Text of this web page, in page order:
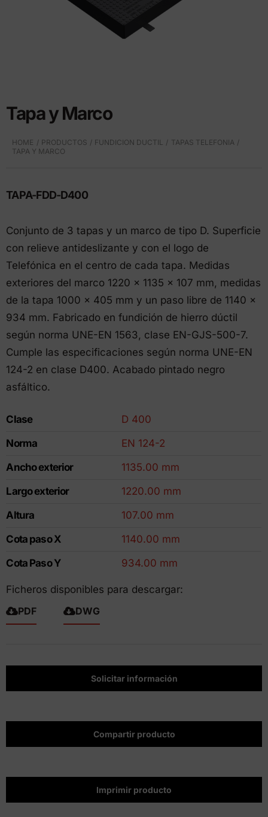
Tapa y Marco
HOME PRODUCTOS FUNDICION DUCTIL
TAPAS TELEFONIA
TAPA Y MARCO
TAPA-FDD-D400
Conjunto de 3 tapas y un marco de tipo D. Superficie
con relieve antideslizante y con el logo de
Telefónica en el centro de cada tapa. Medidas
exteriores del marco 1220 x 1135 x 107 mm, medidas
de la tapa 1000 x 405 mm y un paso libre de 1140 x
934 mm. Fabricado en fundición de hierro dúctil
según norma UNE-EN 1563, clase EN-GJS-500-7.
Cumple las especificaciones según norma UNE-EN
124-2 en clase D400. Acabado pintado negro
asfáltico.
Clase
D 400
Norma
EN 124-2
Ancho exterior
1135.00 mm
Largo exterior
1220.00 mm
Altura
107.00 mm
Cota paso X
1140.00 mm
Cota Paso Y
934.00 mm
Ficheros disponibles para descargar:
PDF
DWG
Solicitar información
Compartir producto
Imprimir producto